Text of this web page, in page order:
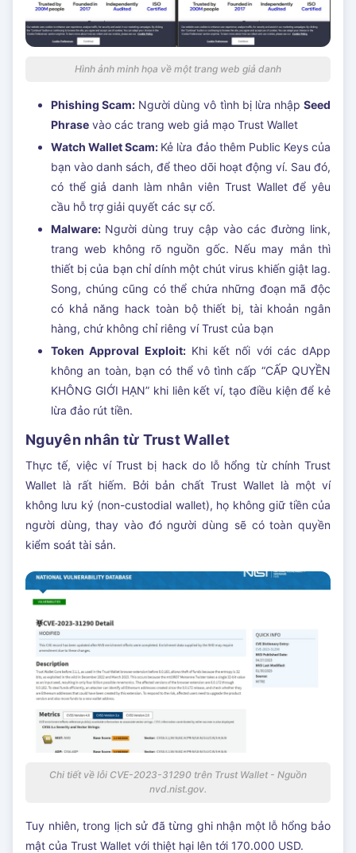
Hình ảnh minh họa về một trang web giả danh
Phishing Scam: Người dùng vô tình bị lừa nhậpSeed
Phrase vào các trang web giả mạo Trust Wallet
Watch Wallet Scam: Kẻ lừa đảo thêm Public Keys của
bạn vào danh sách, để theo dõi hoạt động ví. Sau đó,
có thể giả danh làm nhân viên Trust Wallet để yêu
cầu hỗ trợ giải quyết các sự cố.
Malware: Người dùng truy cập vào các đường link,
trang web không rõ nguồn gốc. Nếu may mắn thì
thiết bị của bạn chỉ dính một chút virus khiến giật lag.
Song, chúng cũng có thể chứa những đoạn mã độc
có khả năng hack toàn bộ thiết bị, tài khoản ngân
hàng, chứ không chỉ riêng ví Trust của bạn
Token Approval Exploit:Khi kết nối với các dApp
không an toàn, bạn có thể vô tình cấp “CẤP QUYỀN
KHÔNG GIỚI HẠN” khi liên kết ví, tạo điều kiện để kẻ
lừa đảo rút tiền.
Nguyên nhân từ Trust Wallet
Thực tế, việc ví Trust bị hack do lỗ hổng từ chính Trust
Wallet là rất hiếm. Bởi bản chất Trust Wallet là một ví
không lưu ký (non-custodial wallet), họ không giữ tiền của
người dùng, thay vào đó người dùng sẽ có toàn quyền
kiểm soát tài sản.
Chi tiết về lỗi CVE-2023-31290 trên Trust Wallet - Nguồn
nvd.nist.gov.
Tuy nhiên, trong lịch sử đã từng ghi nhận một lỗ hổng bảo
mật của Trust Wallet với thiệt hại lên tới 170.000 USD.